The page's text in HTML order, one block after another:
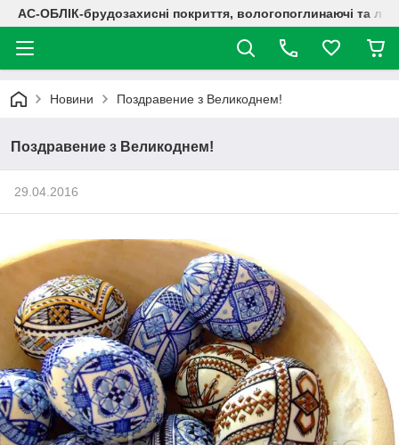
АС-ОБЛІК-брудозахисні покриття, вологопоглинаючі та
Новини Поздравение з Великоднем!
Поздравение з Великоднем!
29.04.2016